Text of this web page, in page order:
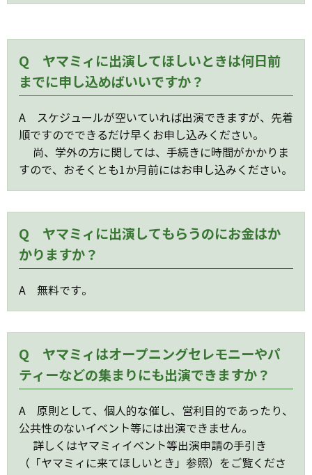
Q ヤマミィに出演してほしいときは何日前
までに申し込めばいいですか？
A スケジュールが空いていれば出演できますが、先着
順ですのでできるだけ早くお申し込みください。
尚、学外の方に関しては、手続きに時間がかかりま
すので、おそくとも1か月前にはお申し込みください。
Q ヤマミィに出演してもらうのにお金はか
かりますか？
A 無料です。
Q ヤマミィはオープニングセレモニーやパ
ティーなどの集まりにも出演できますか？
A 原則として、個人的な催し、営利目的であったり、
公共性のないイベント等には出演できません。
詳しくはヤマミィイベント等出演申請の手引き
（「ヤマミィに来てほしいとき」参照）をご覧くださ